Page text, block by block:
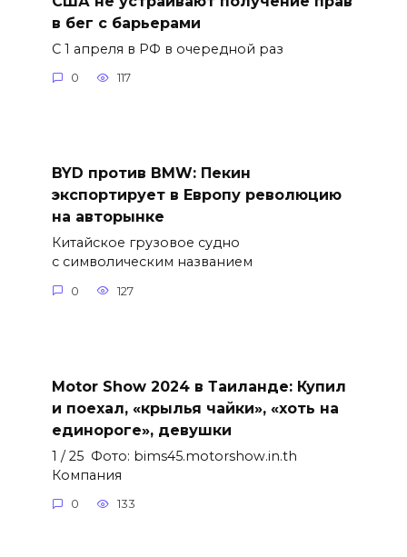
в бег с барьерами
С 1 апреля в РФ в очередной раз
0 117
BYD против BMW: Пекин
экспортирует в Европу революцию
на авторынке
Китайское грузовое судно
с символическим названием
0 127
Motor Show 2024 в Таиланде: Купил
и поехал, «крылья чайки», «хоть на
единороге», девушки
1 / 25 Фото: bims45.motorshow.in.th
Компания
0 133